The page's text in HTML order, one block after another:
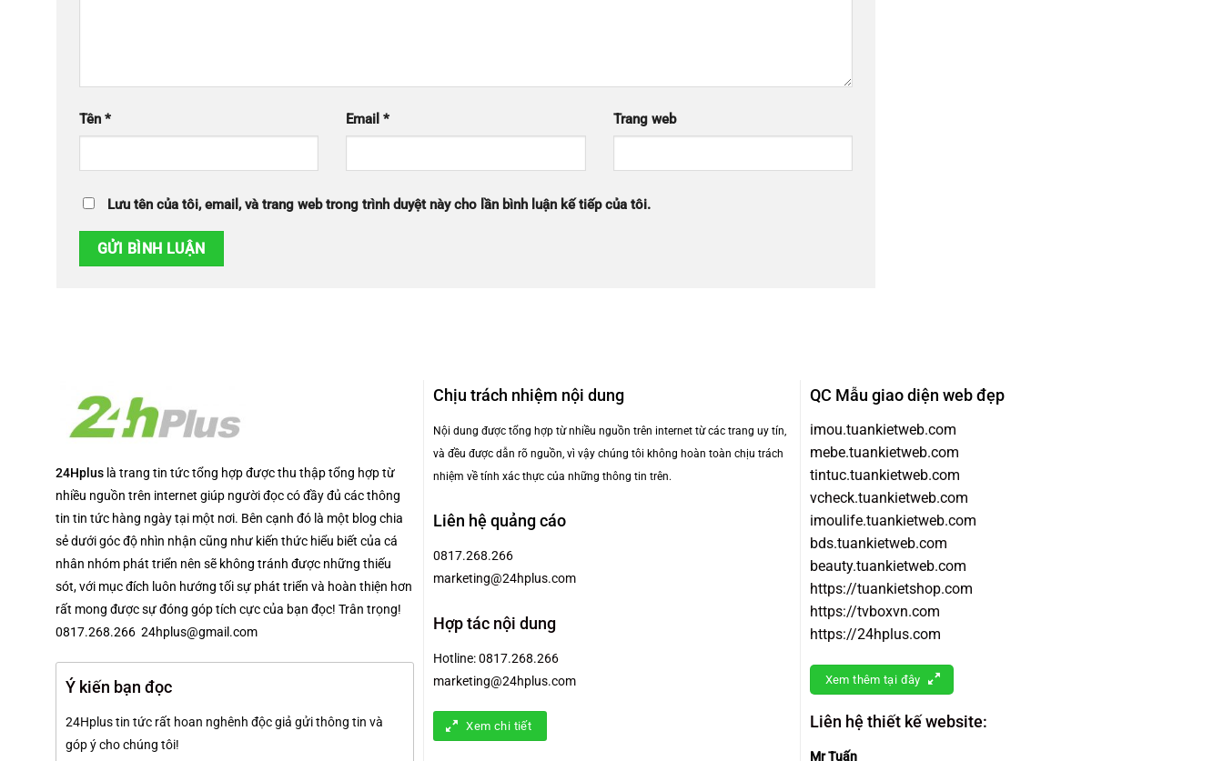
Tên * Email* Trang web
Lưu tên của tôi, email, và trang web trong trình duyệt này cho lần bình luận kế tiếp của tôi.
24Hpluslà trang tin tức tổng hợp được thu thập tổng hợp từ
nhiều nguồn trên internet giúp người đọc có đầy đủ các thông
tin tin tức hàng ngày tại một nơi. Bên cạnh đó là một blog chia
sẻ dưới góc độ nhìn nhận cũng như kiến thức hiểu biết của cá
nhân nhóm phát triển nên sẽ không tránh được những thiếu
sót, với mục đích luôn hướng tối sự phát triển và hoàn thiện hơn
rất mong được sự đóng góp tích cực của bạn đọc! Trân trọng!
0817.268.266 24hplus@gmail.com
Ý kiến bạn đọc
24Hplus tin tức rất hoan nghênh độc giả gửi thông tin và
góp ý cho chúng tôi!
Chịu trách nhiệm nội dung
Nội dung được tổng hợp từ nhiều nguồn trên internet từ các trang uy tín,
và đều được dẫn rõ nguồn, vì vậy chúng tôi không hoàn toàn chịu trách
nhiệm về tính xác thực của những thông tin trên.
Liên hệ quảng cáo
0817.268.266
marketing@24hplus.com
Hợp tác nội dung
Hotline:0817.268.266
marketing@24hplus.com
Xem chi tiết
QC Mẫu giao diện web đẹp
imou.tuankietweb.com
mebe.tuankietweb.com
tintuc.tuankietweb.com
vcheck.tuankietweb.com
imoulife.tuankietweb.com
bds.tuankietweb.com
beauty.tuankietweb.com
https://tuankietshop.com
https://tvboxvn.com
https://24hplus.com
Xem thêm tại đây
Liên hệ thiết kế website:
Mr Tuấn